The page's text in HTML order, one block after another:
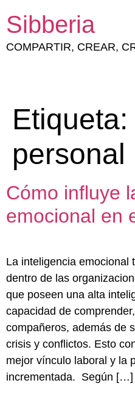
Sibberia
COMPARTIR, CREAR,
Etiqueta:
personal
Cómo influye
emocional en
La inteligencia emocional
dentro de las
que poseen una alta
capacidad de
compañeros, además de
crisis y conflictos. Esto
mejor vínculo laboral y la
incrementada. Según […]